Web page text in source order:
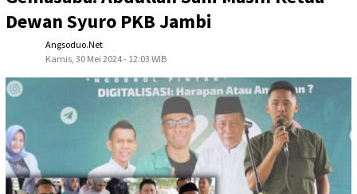
Dewan Syuro PKB Jambi
Angsoduo.net
Kamis, 30 Mei 2024 - 12:03 WIB